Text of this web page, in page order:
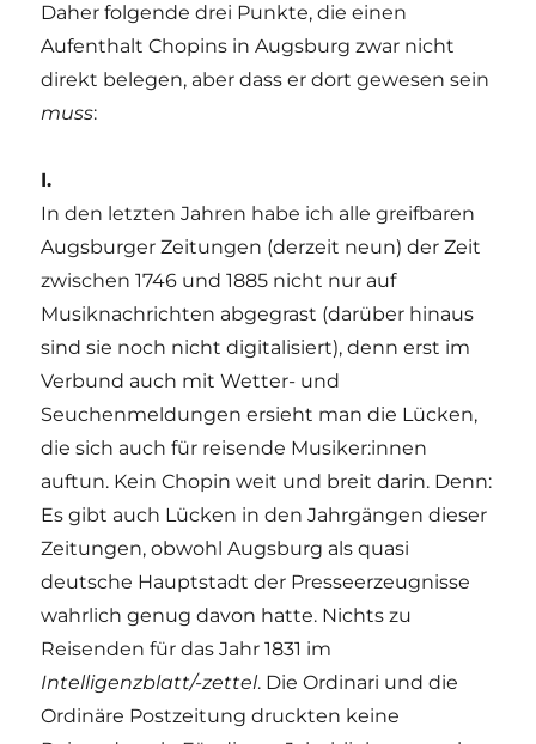
Daher folgende drei Punkte, die einen
Aufenthalt Chopins in Augsburg zwar nicht
direkt belegen, aber dass er dort gewesen sein
muss:
I.
In den letzten Jahren habe ich alle greifbaren
Augsburger Zeitungen (derzeit neun) der Zeit
zwischen 1746 und 1885 nicht nur auf
Musiknachrichten abgegrast (darüber hinaus
sind sie noch nicht digitalisiert), denn erst im
Verbund auch mit Wetter- und
Seuchenmeldungen ersieht man die Lücken,
die sich auch für reisende Musiker:innen
auftun. Kein Chopin weit und breit darin. Denn:
Es gibt auch Lücken in den Jahrgängen dieser
Zeitungen, obwohl Augsburg als quasi
deutsche Hauptstadt der Presseerzeugnisse
wahrlich genug davon hatte. Nichts zu
Reisenden für das Jahr 1831 im
Intelligenzblatt/-zettel. Die Ordinari und die
Ordinäre Postzeitung druckten keine